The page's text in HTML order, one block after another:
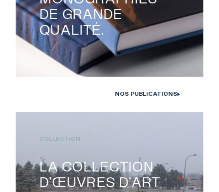
Monographies Solstice de Bertrand Carrière et Isabelle Hayeur.
DE GRANDE
QUALITÉ.
NOS PUBLICATIONS
LA COLLECTION
D’ŒUVRES D’ART
COLLECTION